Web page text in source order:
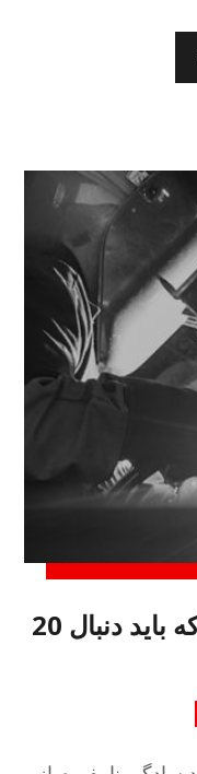
20 وبلاگ برتر تجاری کوچک که باید دنبال